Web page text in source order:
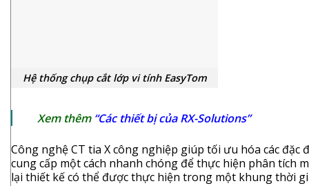
Hệ thống chụp cắt lớp vi tính EasyTom
Xem thêm “Các thiết bị của RX-Solutions”
Công nghệ CT tia X công nghiệp giúp tối ưu hóa các đặc
cung cấp một cách nhanh chóng để thực hiện phân tích
lại thiết kế có thể được thực hiện trong một khung thời